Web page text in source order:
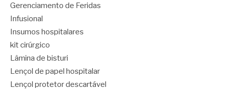
Gerenciamento de Feridas
Infusional
Insumos hospitalares
kit cirúrgico
Lâmina de bisturi
Lençol de papel hospitalar
Lençol protetor descartável